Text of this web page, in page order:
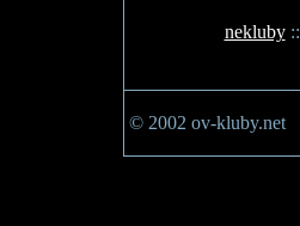
nekluby::
© 2002 ov-kluby.net